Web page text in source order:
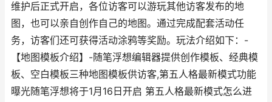
维护后正式开启，各位访客可以游玩其他访客发布的地
图，也可以亲自创作自己的地图。通过完成配套活动任
务，访客们还可获得活动涂鸦等奖励。玩法介绍如下：-
【地图模板介绍】-随笔浮想编辑器提供创作模板、经典模
板、空白模板三种地图模板供访客,第五人格最新模式功能
曝光随笔浮想将于1月16日开启 第五人格最新模式怎么进